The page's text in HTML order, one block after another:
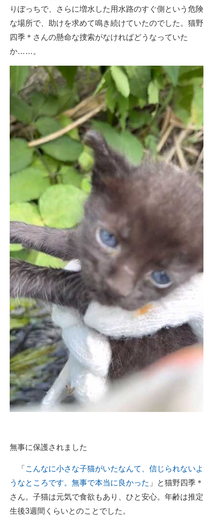
りぼっちで、さらに増水した用水路のすぐ側という危険
な場所で、助けを求めて鳴き続けていたのでした。猫野
四季＊さんの懸命な捜索がなければどうなっていた
か……。
無事に保護されました
「 こんなに小さな子猫がいたなんて、信じられないよ
うなところです。無事で本当に良かった 」と猫野四季＊
さん。子猫は元気で食欲もあり、ひと安心。年齢は推定
生後3週間くらいとのことでした。